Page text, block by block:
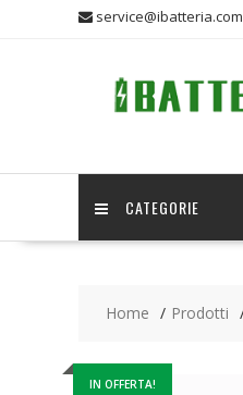
service@ibatteria.com
CATEGORIE
Home Prodotti
IN OFFERTA!